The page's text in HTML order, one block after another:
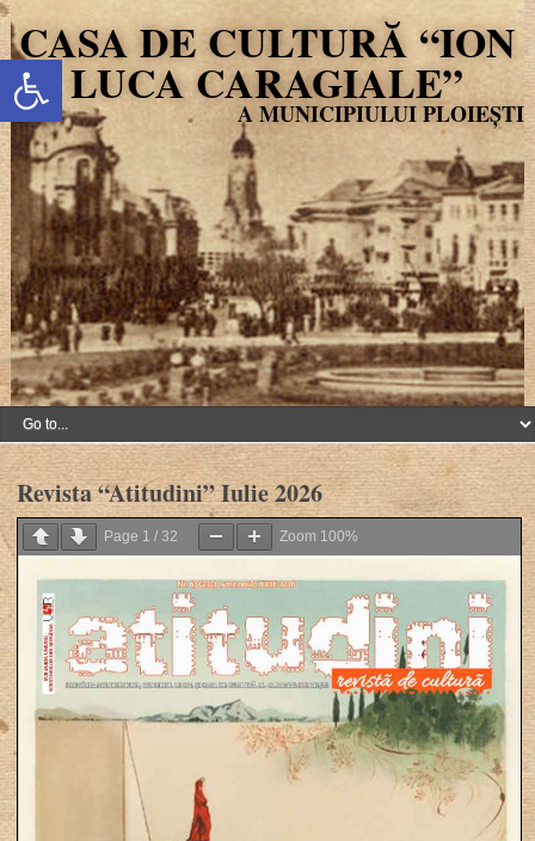
Deschide bara de unelte
CASA DE CULTURĂ “ION
LUCA CARAGIALE”
Revista “Atitudini” Iulie 2026
Page 1 /32 Zoom 100%